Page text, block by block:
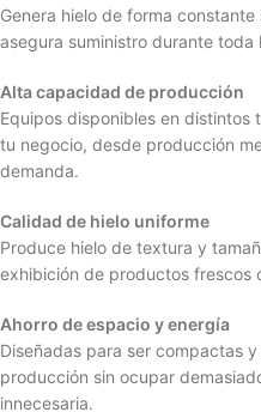
Genera hielo de forma
asegura suministro durante toda
Alta capacidad de producción
Equipos disponibles en distintos
tu negocio, desde producción
demanda.
Calidad de hielo uniforme
Produce hielo de textura y
exhibición de productos frescos
Ahorro de espacio y energía
Diseñadas para ser compactas
producción sin ocupar
innecesaria.